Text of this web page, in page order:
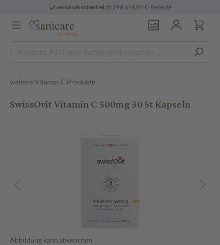
versandkostenfreiab 29 € und für E-Rezepte
weitere Vitamin C Produkte
SwissOvit Vitamin C 500mg 30 St Kapseln
Abbildung kann abweichen